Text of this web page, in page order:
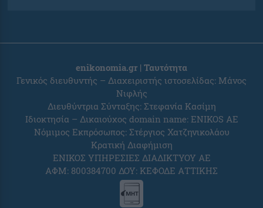
enikonomia.gr | Ταυτότητα
Γενικός διευθυντής – Διαχειριστής ιστοσελίδας: Μάνος
Νιφλής
Διευθύντρια Σύνταξης: Στεφανία Κασίμη
Ιδιοκτησία – Δικαιούχος domain name: ENIKOS AE
Νόμιμος Εκπρόσωπος: Στέργιος Χατζηνικολάου
Κρατική Διαφήμιση
ΕΝΙΚΟΣ ΥΠΗΡΕΣΙΕΣ ΔΙΑΔΙΚΤΥΟΥ ΑΕ
ΑΦΜ: 800384700 ΔΟΥ: ΚΕΦΟΔΕ ΑΤΤΙΚΗΣ